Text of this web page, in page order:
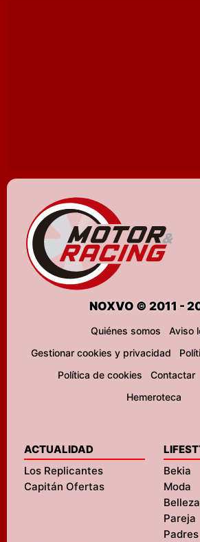
NOXVO © 2011 -
Quiénes somos
Aviso
Gestionar cookies y privacidad
Política de cookies
Contactar
Hemeroteca
ACTUALIDAD
Los Replicantes
Capitán Ofertas
Bekia
Moda
Belleza
Pareja
Padres